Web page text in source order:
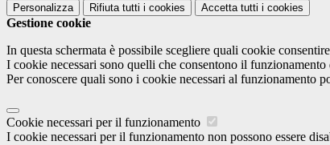
Personalizza Rifiuta tutti i cookies Accetta tutti i cookies
Gestione cookie
In questa schermata è possibile scegliere quali cookie
I cookie necessari sono quelli che consentono il
Per conoscere quali sono i cookie necessari al funzionamento
Cookie necessari per il funzionamento
I cookie necessari per il funzionamento non possono essere